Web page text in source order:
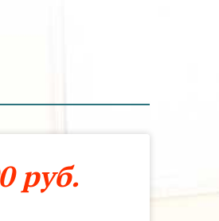
руб.